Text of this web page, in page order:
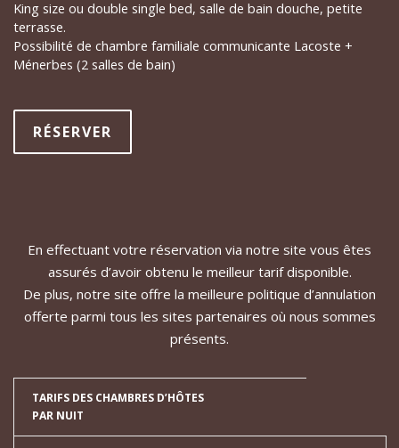
King size ou double single bed, salle de bain douche, petite
terrasse.
Possibilité de chambre familiale communicante Lacoste +
Ménerbes (2 salles de bain)
RÉSERVER
En effectuant votre réservation via notre site vous êtes
assurés d’avoir obtenu le meilleur tarif disponible.
De plus, notre site offre la meilleure politique d’annulation
offerte parmi tous les sites partenaires où nous sommes
présents.
TARIFS DES CHAMBRES D’HÔTES
PAR NUIT